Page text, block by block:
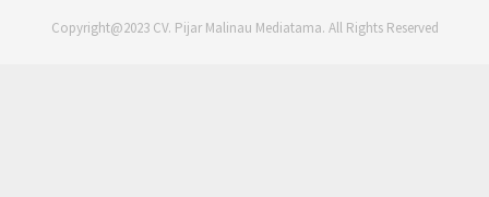
Copyright@2023 CV. Pijar Malinau Mediatama. All Rights Reserved